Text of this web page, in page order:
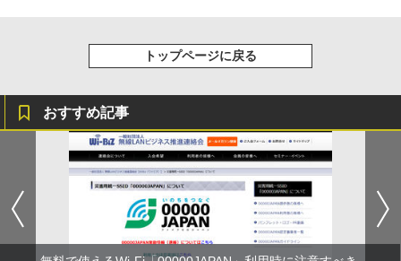
トップページに戻る
おすすめ記事